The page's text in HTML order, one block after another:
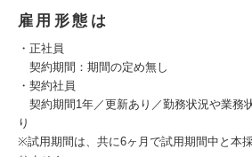
雇用形態は
・正社員
契約期間：期間の定め無し
・契約社員
契約期間1年／更新あり／勤務状況や業務
り
※試用期間は、共に6ヶ月で試用期間中と本